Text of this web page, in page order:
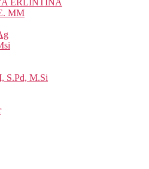
ERLINTINA
MM
S.Pd, M.Si